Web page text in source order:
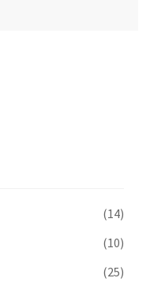
(14)
(10)
(25)